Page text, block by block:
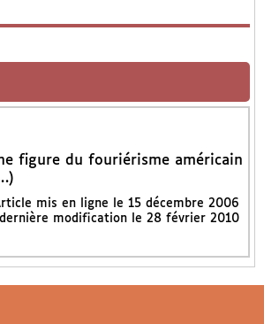
figure du fouriérisme américain
mis en ligne le 15 décembre 2006
dernière modification le 28 février 2010